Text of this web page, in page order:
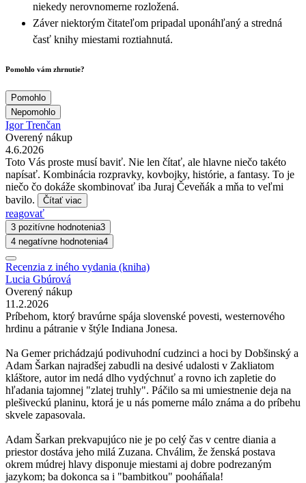
niekedy nerovnomerne rozložená.
Záver niektorým čitateľom pripadal uponáhľaný a stredná
časť knihy miestami roztiahnutá.
Pomohlo vám zhrnutie?
Pomohlo
Nepomohlo
Igor Trenčan
Overený nákup
4.6.2026
Toto Vás proste musí baviť. Nie len čítať, ale hlavne niečo takéto
napísať. Kombinácia rozpravky, kovbojky, histórie, a fantasy. To je
niečo čo dokáže skombinovať iba Juraj Čeveňák a mňa to veľmi
bavilo.
Čítať viac
reagovať
3 pozitívne hodnotenia3
4 negatívne hodnotenia4
Recenzia z iného vydania (kniha)
Lucia Gbúrová
Overený nákup
11.2.2026
Príbehom, ktorý bravúrne spája slovenské povesti, westernového
hrdinu a pátranie v štýle Indiana Jonesa.
Na Gemer prichádzajú podivuhodní cudzinci a hoci by Dobšinský a
Adam Šarkan najradšej zabudli na desivé udalosti v Zakliatom
kláštore, autor im nedá dlho vydýchnuť a rovno ich zapletie do
hľadania tajomnej "zlatej truhly". Páčilo sa mi umiestnenie deja na
plešiveckú planinu, ktorá je u nás pomerne málo známa a do príbehu
skvele zapasovala.
Adam Šarkan prekvapujúco nie je po celý čas v centre diania a
priestor dostáva jeho milá Zuzana. Chválim, že ženská postava
okrem múdrej hlavy disponuje miestami aj dobre podrezaným
jazykom; ba dokonca sa i "bambitkou" pooháňala!